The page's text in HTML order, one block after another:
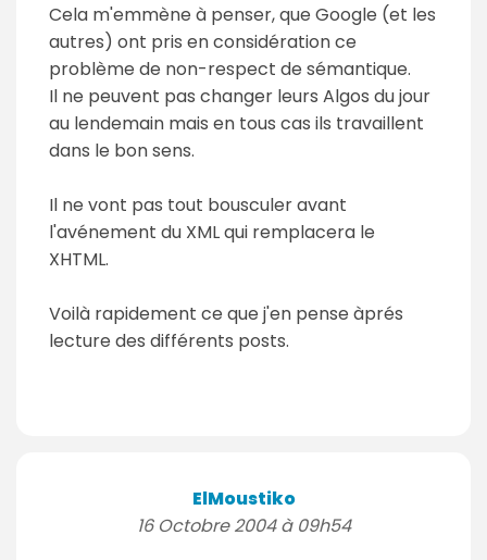
Cela m'emmène à penser, que Google (et les
autres) ont pris en considération ce
problème de non-respect de sémantique.
Il ne peuvent pas changer leurs Algos du jour
au lendemain mais en tous cas ils travaillent
dans le bon sens.
Il ne vont pas tout bousculer avant
l'avénement du XML qui remplacera le
XHTML.
Voilà rapidement ce que j'en pense àprés
lecture des différents posts.
ElMoustiko
16 Octobre 2004 à 09h54